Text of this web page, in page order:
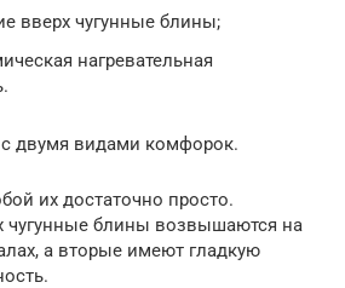
вверх чугунные блины;
нагревательная
двумя видами комфорок.
их достаточно просто.
чугунные блины возвышаются на
а вторые имеют гладкую